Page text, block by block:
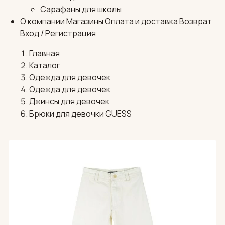
Сарафаны для школы
О компанииМагазиныОплата и доставкаВозврат
Вход / Регистрация
Главная
Каталог
Одежда для девочек
Одежда для девочек
Джинсы для девочек
Брюки для девочки GUESS